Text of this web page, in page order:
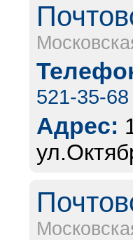
521-35-68
Адрес: